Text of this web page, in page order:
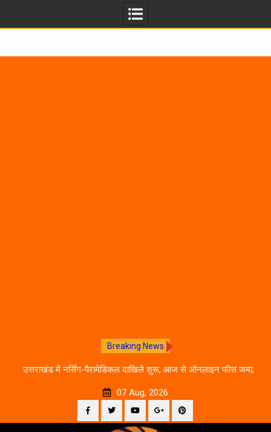
Breaking News
उत्तराखंड में नर्सिंग-पैरामेडिकल दाखिले शुरू, आज से ऑनलाइन फीस जमा;
07 Aug, 2026
Facebook
TwitterYouTubePlus